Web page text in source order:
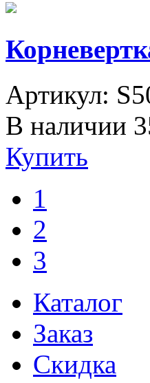
Артикул:
В наличии
Купить
1
2
3
Каталог
Заказ
Скидка